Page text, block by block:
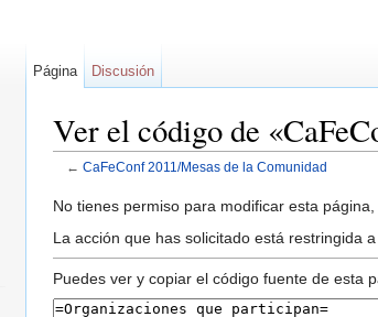
Ver el código de
← CaFeConf 2011/Mesas de la Comunidad
No tienes permiso para modificar esta
La acción que has solicitado está restringida
Puedes ver y copiar el código fuente de esta
Página Discusión